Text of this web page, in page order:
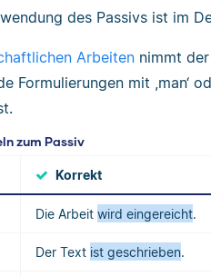
des Passivs ist im
Arbeiten nimmt
Formulierungen mit ,man‘
zum Passiv
Korrekt
Die Arbeit wird eingereicht.
Der Text ist geschrieben.